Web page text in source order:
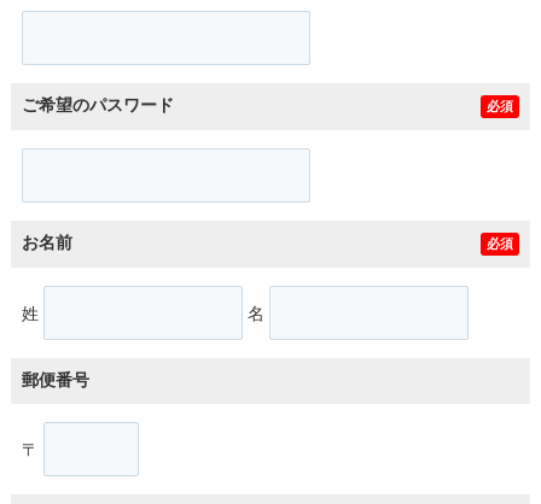
ご希望のパスワード 必須
お名前 必須
姓 名
郵便番号
〒